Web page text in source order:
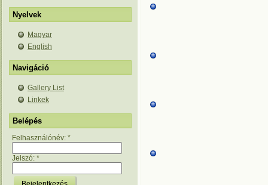
Nyelvek
Magyar
English
Navigáció
Gallery List
Linkek
Belépés
Felhasználónév: *
Jelszó: *